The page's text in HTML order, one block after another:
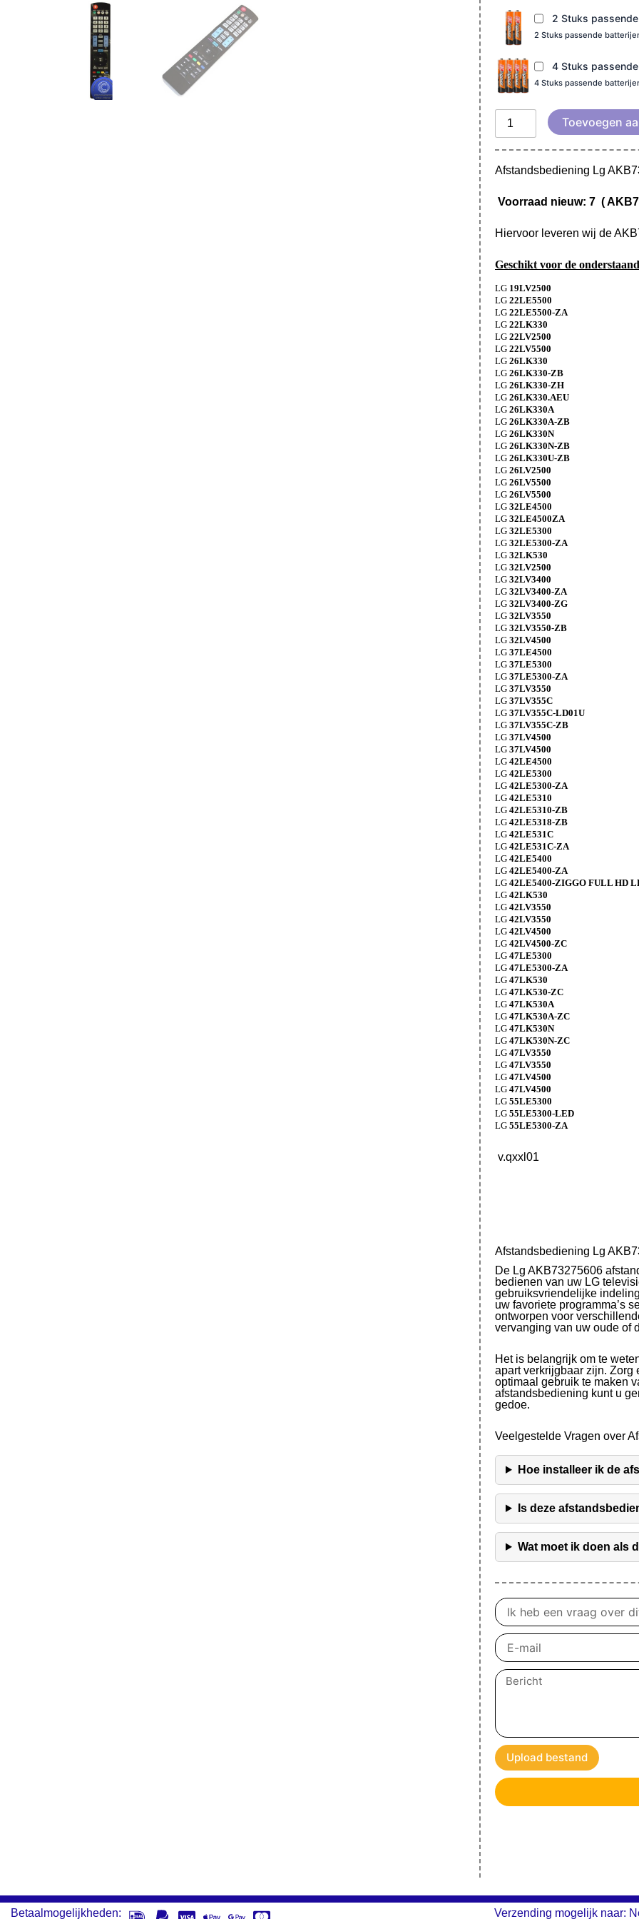
2 Stuks
2 Stuks passende
4 Stuks
4 Stuks passende
Toevoegen
Afstandsbediening Lg
Voorraad nieuw: 7 (
Hiervoor leveren wij de
Geschikt voor de
LG 19LV2500
LG 22LE5500
LG 22LE5500-ZA
LG 22LK330
LG 22LV2500
LG 22LV5500
LG 26LK330
LG 26LK330-ZB
LG 26LK330-ZH
LG 26LK330.AEU
LG 26LK330A
LG 26LK330A-ZB
LG 26LK330N
LG 26LK330N-ZB
LG 26LK330U-ZB
LG 26LV2500
LG 26LV5500
LG 26LV5500
LG 32LE4500
LG 32LE4500ZA
LG 32LE5300
LG 32LE5300-ZA
LG 32LK530
LG 32LV2500
LG 32LV3400
LG 32LV3400-ZA
LG 32LV3400-ZG
LG 32LV3550
LG 32LV3550-ZB
LG 32LV4500
LG 37LE4500
LG 37LE5300
LG 37LE5300-ZA
LG 37LV3550
LG 37LV355C
LG 37LV355C-LD01U
LG 37LV355C-ZB
LG 37LV4500
LG 37LV4500
LG 42LE4500
LG 42LE5300
LG 42LE5300-ZA
LG 42LE5310
LG 42LE5310-ZB
LG 42LE5318-ZB
LG 42LE531C
LG 42LE531C-ZA
LG 42LE5400
LG 42LE5400-ZA
LG 42LE5400-ZIGGO FULL HD
LG 42LK530
LG 42LV3550
LG 42LV3550
LG 42LV4500
LG 42LV4500-ZC
LG 47LE5300
LG 47LE5300-ZA
LG 47LK530
LG 47LK530-ZC
LG 47LK530A
LG 47LK530A-ZC
LG 47LK530N
LG 47LK530N-ZC
LG 47LV3550
LG 47LV3550
LG 47LV4500
LG 47LV4500
LG 55LE5300
LG 55LE5300-LED
LG 55LE5300-ZA
v.qxxl01
Afstandsbediening Lg
De Lg AKB73275606
bedienen van uw LG
gebruiksvriendelijke
uw favoriete programma’s
ontworpen voor
vervanging van uw oude of
Het is belangrijk om te
apart verkrijgbaar zijn. Zorg
optimaal gebruik te maken
afstandsbediening kunt u
gedoe.
Veelgestelde Vragen over
Hoe installeer ik de
Is deze
Wat moet ik doen als
Vraag
over
product
E-
mail
Bericht
Upload bestand
Betaalmogelijkheden: Verzending mogelijk naar: